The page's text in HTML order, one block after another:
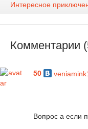
Интересное
Комментарии
50
Вопрос а если